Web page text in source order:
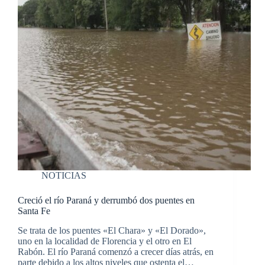
NOTICIAS
Creció el río Paraná y derrumbó dos puentes en
Santa Fe
Se trata de los puentes «El Chara» y «El Dorado»,
uno en la localidad de Florencia y el otro en El
Rabón. El río Paraná comenzó a crecer días atrás, en
parte debido a los altos niveles que ostenta el…